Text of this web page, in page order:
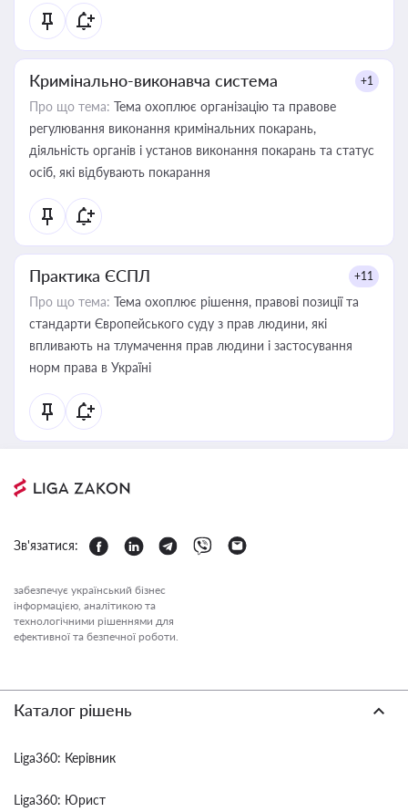
Кримінально-виконавча система +1
Про що тема: Тема охоплює організацію та правове
регулювання виконання кримінальних покарань,
діяльність органів і установ виконання покарань та статус
осіб, які відбувають покарання
Практика ЄСПЛ +11
Про що тема: Тема охоплює рішення, правові позиції та
стандарти Європейського суду з прав людини, які
впливають на тлумачення прав людини і застосування
норм права в Україні
Зв'язатися:
забезпечує український бізнес
інформацією, аналітикою та
технологічними рішеннями для
ефективної та безпечної роботи.
Каталог рішень
Liga360: Керівник
Liga360: Юрист